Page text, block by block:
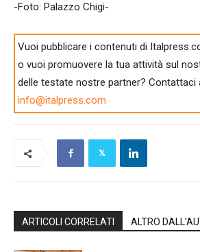
-Foto: Palazzo Chigi-
Vuoi pubblicare i contenuti di
o vuoi promuovere la tua attività sul
delle testate nostre partner? Contattaci
info@italpress.com
ARTICOLI CORRELATI ALTRO